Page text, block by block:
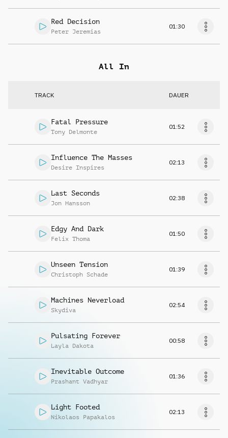
Red Decision
Peter Jeremias
01:30
All In
TRACK DAUER
Fatal Pressure
Tony Delmonte
01:52
Influence The Masses
Desire Inspires
02:13
Last Seconds
Jon Hansson
02:38
Edgy And Dark
Felix Thoma
01:50
Unseen Tension
Christoph Schade
01:39
Machines Neverload
Skydiva
02:54
Pulsating Forever
Layla Dakota
00:58
Inevitable Outcome
Prashant Vadhyar
01:36
Light Footed
Nikolaos Papakalos
02:13